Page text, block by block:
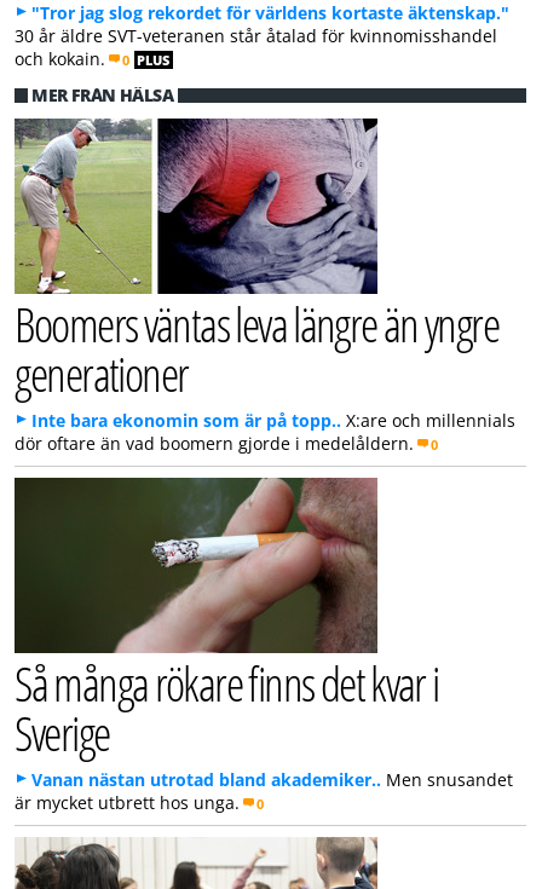
"Tror jag slog rekordet för världens kortaste äktenskap."
30 år äldre SVT-veteranen står åtalad för kvinnomisshandel
och kokain.
0 PLUS
MER FRÅN HÄLSA
Boomers väntas leva längre än yngre
generationer
Inte bara ekonomin som är på topp.. X:are och millennials
dör oftare än vad boomern gjorde i medelåldern.
0
Så många rökare finns det kvar i
Sverige
Vanan nästan utrotad bland akademiker.. Men snusandet
är mycket utbrett hos unga.
0